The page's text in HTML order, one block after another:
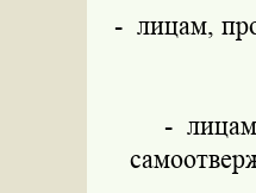
- лицам,
-